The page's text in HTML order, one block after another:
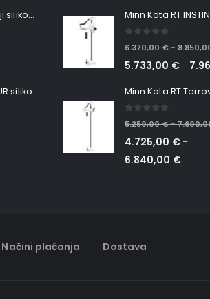
Šetač HOLO srednji silikonska Ribica Belgrade Walker
Šetač srednji NATUR silikonska ribica Belgrade Walker
6.370,00€–
5.733,00 €–
5.250,00€–
4.725,00 €–
6.840,00 €
Načini plaćanja Dostava